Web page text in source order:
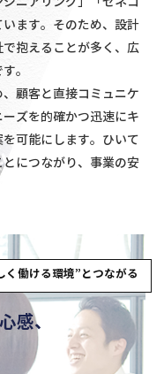
ます。そのため、設計
抱えることが多く、広
。
顧客と直接コミュニケ
ズを的確かつ迅速にキ
可能にします。 ひいて
につながり、事業の安
感、
く働ける環境”とつながる